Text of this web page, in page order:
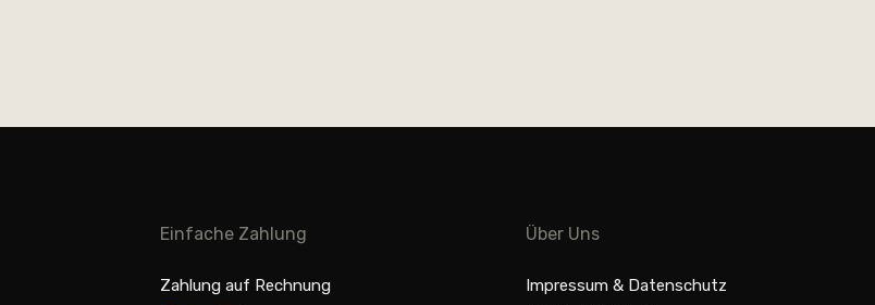
Einfache Zahlung
Zahlung auf Rechnung
Über Uns
Impressum & Datenschutz